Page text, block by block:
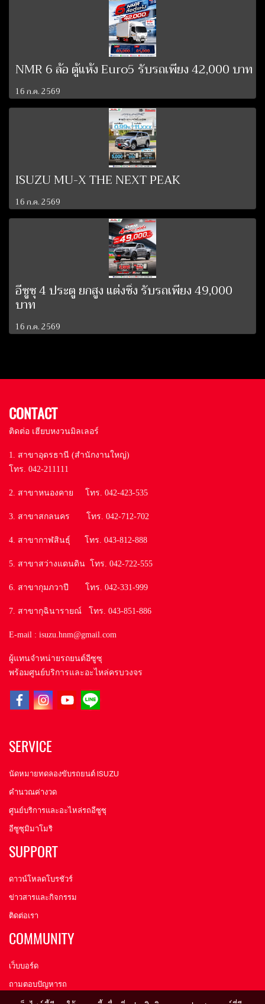
NMR 6 ล้อ ตู้แห้ง Euro5 รับรถเพียง 42,000 บาท
16 ก.ค. 2569
ISUZU MU-X THE NEXT PEAK
16 ก.ค. 2569
อีซูซุ 4 ประตู ยกสูง แต่งซิ่ง รับรถเพียง 49,000
บาท
16 ก.ค. 2569
CONTACT
ติดต่อ เฮียบหงวนมิลเลอร์
1. สาขาอุดรธานี (สำนักงานใหญ่)
โทร. 042-211111
2. สาขาหนองคาย โทร. 042-423-535
3. สาขาสกลนคร โทร. 042-712-702
4. สาขากาฬสินธุ์ โทร. 043-812-888
5. สาขาสว่างแดนดิน โทร. 042-722-555
6. สาขากุมภวาปี โทร. 042-331-999
7. สาขากุฉินารายณ์ โทร. 043-851-886
E-mail : isuzu.hnm@gmail.com
ผู้แทนจำหน่ายรถยนต์อีซูซุ
พร้อมศูนย์บริการและอะไหล่ครบวงจร
SERVICE
นัดหมายทดลองขับรถยนต์ ISUZU
คำนวณค่างวด
ศูนย์บริการและอะไหล่รถอีซูซุ
อีซูซุมิมาโมริ
SUPPORT
ดาวน์โหลดโบรชัวร์
ข่าวสารและกิจกรรม
ติดต่อเรา
COMMUNITY
เว็บบอร์ด
ถามตอบปัญหารถ